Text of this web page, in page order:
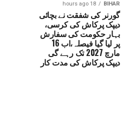
BIHAR
18 hours ago
گورنر کی شفقت نے بچائی
دیپک پرکاش کی کرسی،
بہار حکومت کی سفارش
پر لیا گیا فیصلہ،اب 16
مارچ 2027 تک رہے گی
دیپک پرکاش کی مدت کار